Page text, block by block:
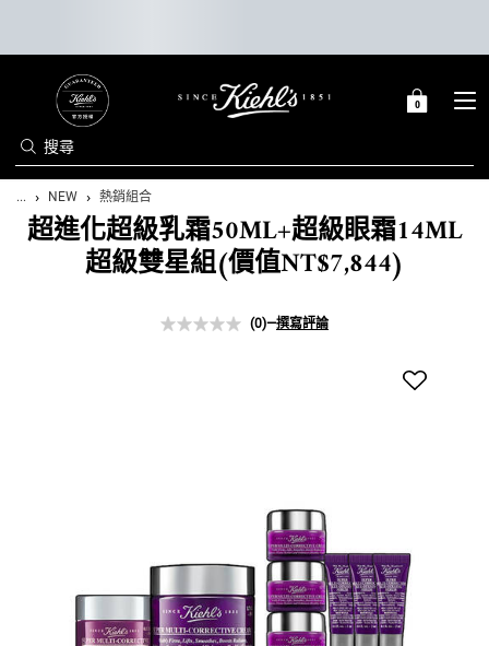
搜尋
購0
0 PRODUCT IN
Main content
... NEW 熱銷組合
超進化超級乳霜50ML+超級眼霜14ML
超級雙星組(價值NT$7,844)
(0)—撰寫評論